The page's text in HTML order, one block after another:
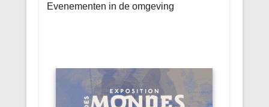
Evenementen in de omgeving